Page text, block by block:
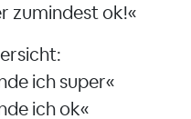
zumindest ok!«
ich super«
ich ok«